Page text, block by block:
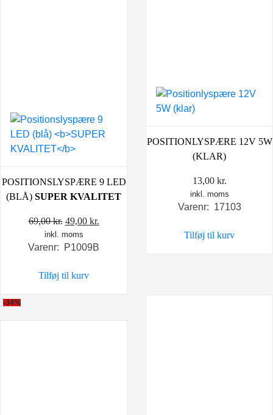
POSITIONSLYSPÆRE 9 LED
(BLÅ) SUPER KVALITET
69,00kr. Den
oprindelige
pris
69,00 kr..
49,00 kr.
pris
inkl. moms
Varenr: P1009B
Tilføj til kurv
POSITIONLYSPÆRE 12V 5W
(KLAR)
13,00 kr.
inkl. moms
Varenr: 17103
Tilføj til kurv
-34%